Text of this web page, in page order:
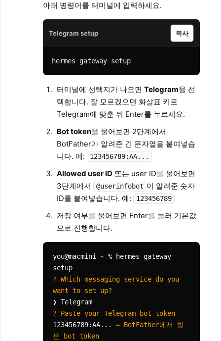
아래 명령어를 터미널에 입력하세요.
Telegram setup 복사
hermes gateway setup
터미널에 선택지가 나오면Telegram을 선
택합니다. 잘 모르겠으면 화살표 키로
Telegram에 맞춘 뒤 Enter를 누르세요.
Bot token을 물어보면 2단계에서
BotFather가 알려준 긴 문자열을 붙여넣습
니다. 예:
123456789:AA...
Allowed user ID 또는 user ID를 물어보면
3단계에서
@userinfobot 이 알려준 숫자
ID를 붙여넣습니다. 예:
123456789
저장 여부를 물어보면 Enter를 눌러 기본값
으로 진행합니다.
you@macmini ~ % hermes gateway
setup
? Which messaging service do you
want to set up?
❯ Telegram
? Paste your Telegram bot token
123456789:AA...← BotFather에서 받
은 bot token